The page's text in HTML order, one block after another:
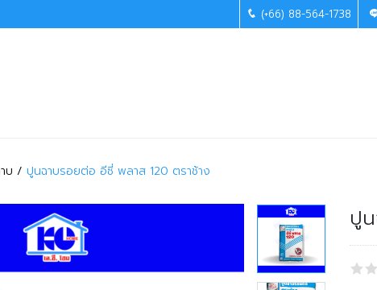
(+66) 88-564-1738
บ ปูนฉาบรอยต่อ อีซี่ พลาส 120 ตราช้าง
ปู